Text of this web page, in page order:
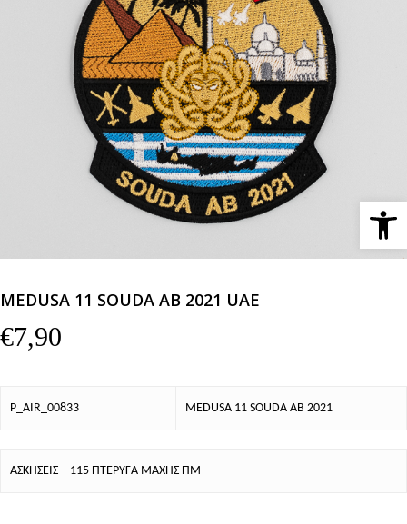
MEDUSA 11 SOUDA AB 2021 UAE
€7,90
P_AIR_00833 MEDUSA 11 SOUDA AB 2021
ΑΣΚΗΣΕΙΣ – 115 ΠΤΕΡΥΓΑ ΜΑΧΗΣ ΠΜ